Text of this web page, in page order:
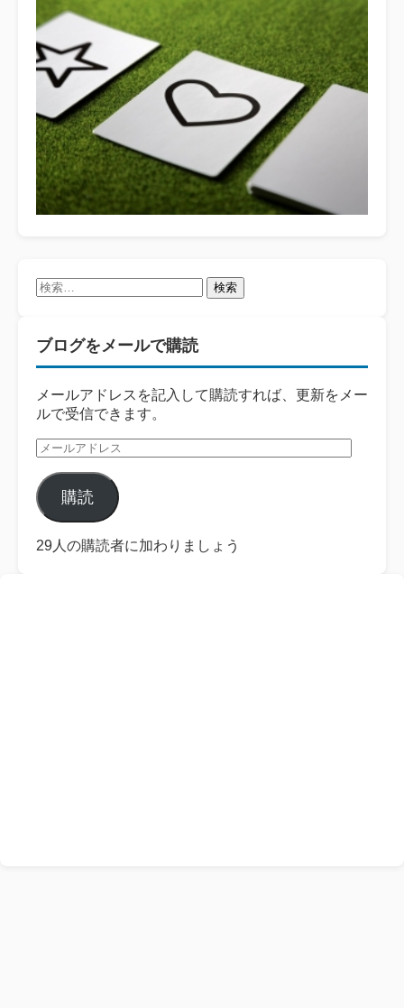
検
ブログをメールで購読
メールアドレスを記入して購読すれば、更新をメー
ルで受信できます。
メ
ル
ア
ド
レ
購読
29人の購読者に加わりましょう